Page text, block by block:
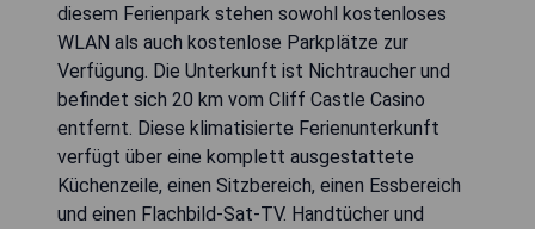
diesem Ferienpark stehen sowohl kostenloses
WLAN als auch kostenlose Parkplätze zur
Verfügung. Die Unterkunft ist Nichtraucher und
befindet sich 20 km vom Cliff Castle Casino
entfernt. Diese klimatisierte Ferienunterkunft
verfügt über eine komplett ausgestattete
Küchenzeile, einen Sitzbereich, einen Essbereich
und einen Flachbild-Sat-TV. Handtücher und